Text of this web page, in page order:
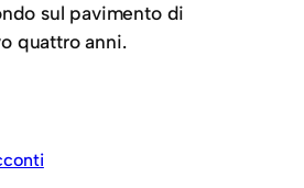
sul pavimento di
quattro anni.